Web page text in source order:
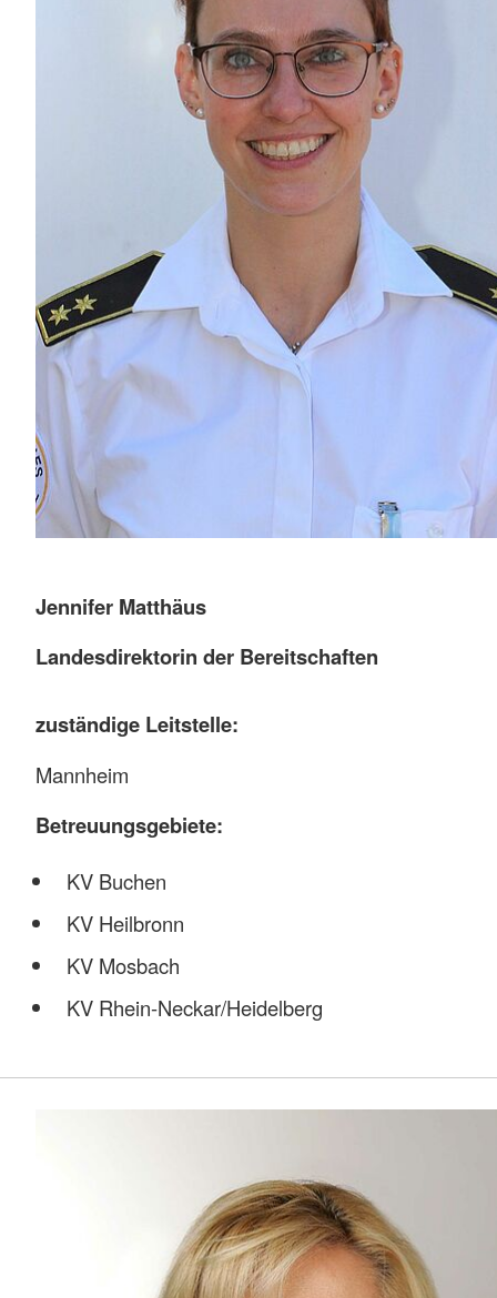
Jennifer Matthäus
Landesdirektorin der Bereitschaften
zuständige Leitstelle:
Mannheim
Betreuungsgebiete:
KV Buchen
KV Heilbronn
KV Mosbach
KV Rhein-Neckar/Heidelberg